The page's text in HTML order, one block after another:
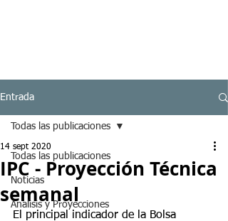
Entrada
Todas las publicaciones
Noticias
Analisis y Proyecciones
Todas las publicaciones
IPC - Proyección Técnica
semanal
14 sept 2020
El principal indicador de la Bolsa